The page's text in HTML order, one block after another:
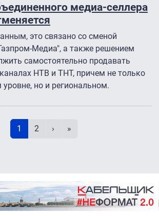
медиа-селлера
это связано со сменой
Медиа", а также решением
самостоятельно продавать
НТВ и ТНТ, причем не только
но и региональном.
Текущая страница
1 Page
2 Следующая страница
› Последняя страница
»